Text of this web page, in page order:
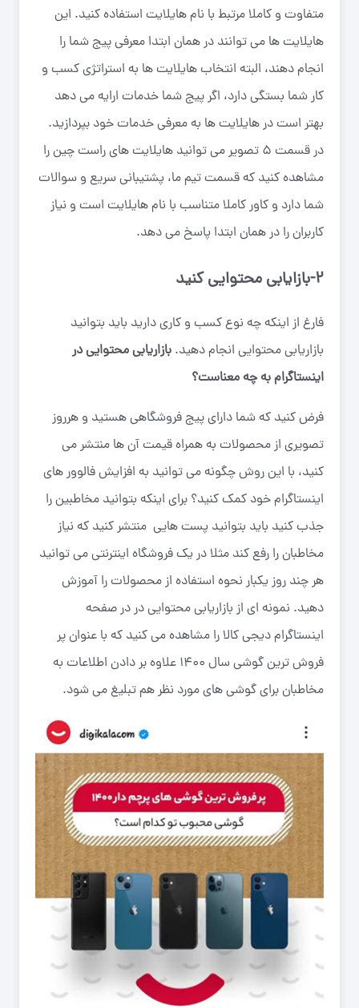
متفاوت و کاملا مرتبط با نام هایلایت استفاده کنید. این
هایلایت ها می توانند در همان ابتدا معرفی پیج شما را
انجام دهند، البته انتخاب هایلایت ها به استراتژی کسب و
کار شما بستگی دارد، اگر پیج شما خدمات ارایه می دهد
بهتر است در هایلایت ها به معرفی خدمات خود بپردازید.
در قسمت ۵ تصویر می توانید هایلایت های راست چین را
مشاهده کنید که قسمت تیم ما، پشتیبانی سریع و سوالات
شما دارد و کاور کاملا متناسب با نام هایلایت است و نیاز
کاربران را در همان ابتدا پاسخ می دهد.
۲-بازایابی محتوایی کنید
فارغ از اینکه چه نوع کسب و کاری دارید باید بتوانید
بازاریابی محتوایی انجام دهید. بازاریابی محتوایی در
اینستاگرام به چه معناست؟
فرض کنید که شما دارای پیج فروشگاهی هستید و هرروز
تصویری از محصولات به همراه قیمت آن ها منتشر می
کنید، با این روش چگونه می توانید به افزایش فالوور های
اینستاگرام خود کمک کنید؟ برای اینکه بتوانید مخاطبین را
جذب کنید باید بتوانید پست هایی منتشر کنید که نیاز
مخاطبان را رفع کند مثلا در یک فروشگاه اینترنتی می توانید
هر چند روز یکبار نحوه استفاده از محصولات را آموزش
دهید. نمونه ای از بازاریابی محتوایی در در صفحه
اینستاگرام دیجی کالا را مشاهده می کنید که با عنوان پر
فروش ترین گوشی سال ۱۴۰۰ علاوه بر دادن اطلاعات به
مخاطبان برای گوشی های مورد نظر هم تبلیغ می شود.